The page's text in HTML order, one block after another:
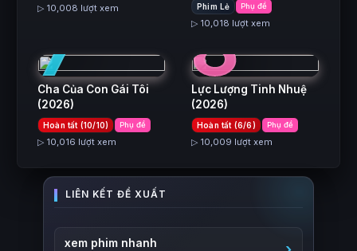
▷ 10,008 lượt xem Phim Lẻ Phụ đề
▷ 10,018 lượt xem
7
Cha Của Con Gái Tôi
(2026)
Hoàn tất (10/10) Phụ đề
▷ 10,016 lượt xem
8
Lực Lượng Tinh Nhuệ
(2026)
Hoàn tất (6/6) Phụ đề
▷ 10,009 lượt xem
xem phim nhanh